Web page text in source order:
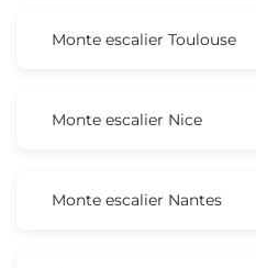
Monte escalier Toulouse
Monte escalier Nice
Monte escalier Nantes